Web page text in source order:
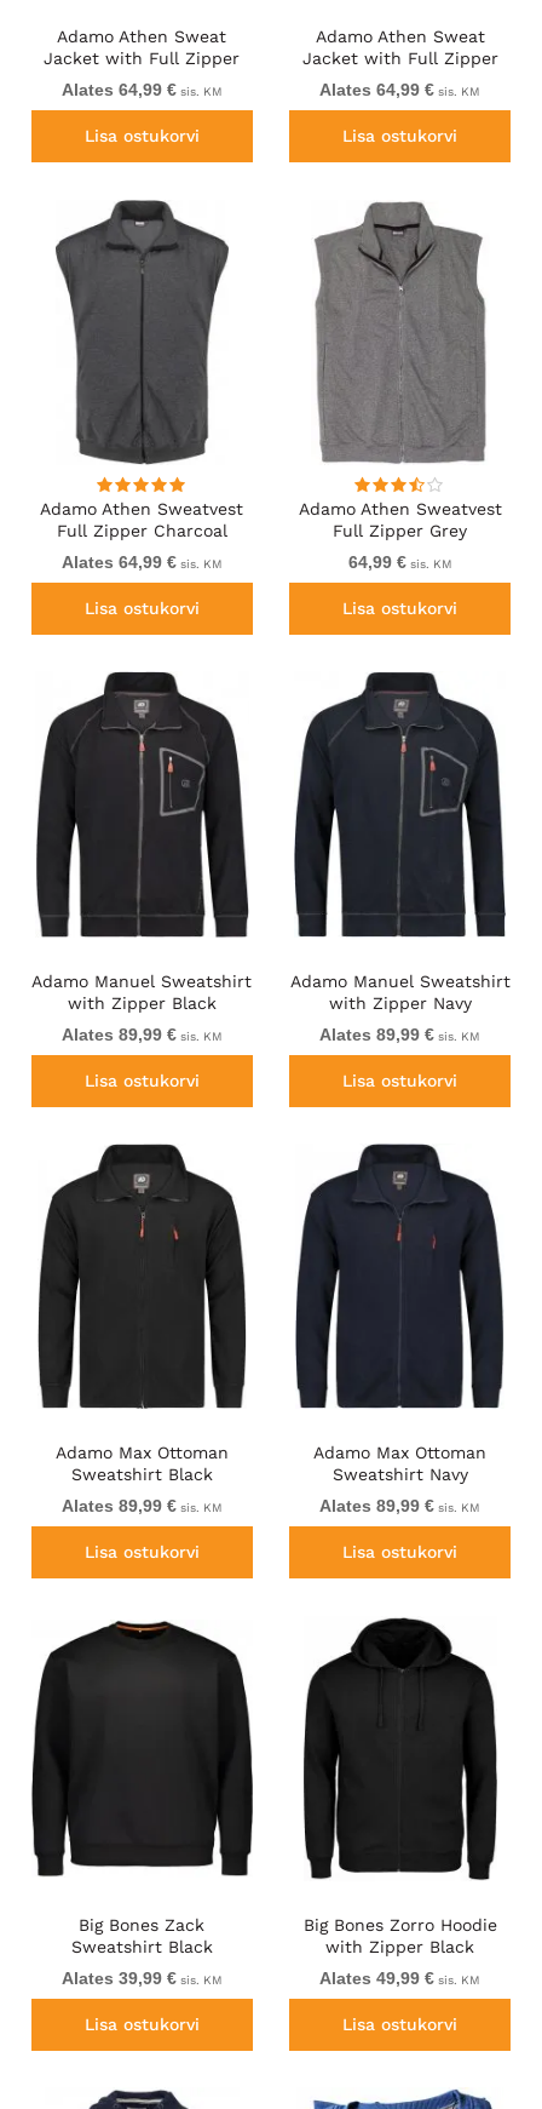
Adamo Athen Sweat
Jacket with Full Zipper
Black
Alates 64,99 €sis. KM
Lisa ostukorvi
Adamo Athen Sweat
Jacket with Full Zipper
Charcoal
Alates 64,99 € sis. KM
Lisa ostukorvi
Adamo Athen Sweatvest
Full Zipper Charcoal
Alates 64,99 €sis. KM
Lisa ostukorvi
Adamo Athen Sweatvest
Full Zipper Grey
64,99 €sis. KM
Lisa ostukorvi
Adamo Manuel Sweatshirt
with Zipper Black
Alates 89,99 €sis. KM
Lisa ostukorvi
Adamo Manuel Sweatshirt
with Zipper Navy
Alates 89,99 € sis. KM
Lisa ostukorvi
Adamo Max Ottoman
Sweatshirt Black
Alates 89,99 €sis. KM
Lisa ostukorvi
Adamo Max Ottoman
Sweatshirt Navy
Alates 89,99 € sis. KM
Lisa ostukorvi
Big Bones Zack
Sweatshirt Black
Alates 39,99 €sis. KM
Lisa ostukorvi
Big Bones Zorro Hoodie
with Zipper Black
Alates 49,99 € sis. KM
Lisa ostukorvi